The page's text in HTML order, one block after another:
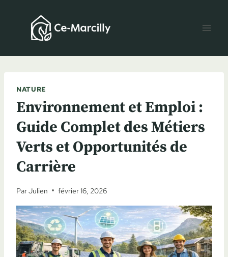
contenu
NATURE
Environnement et Emploi :
Guide Complet des Métiers
Verts et Opportunités de
Carrière
ParJulien février 16, 2026